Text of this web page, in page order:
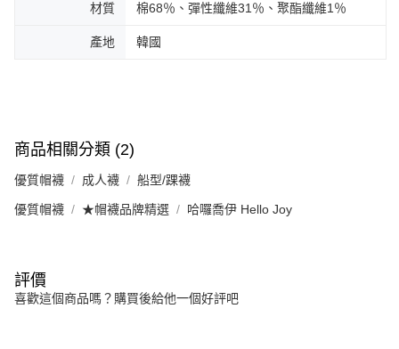
材質 棉68％、彈性纖維31％、聚酯纖維1％
產地 韓國
商品相關分類 (2)
優質帽襪 成人襪 船型/踝襪
優質帽襪 ★帽襪品牌精選 哈囉喬伊 Hello Joy
評價
喜歡這個商品嗎？購買後給他一個好評吧